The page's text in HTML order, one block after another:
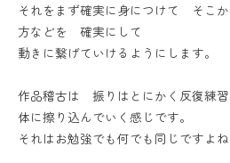
それをまず確実に身につけて そこ
方などを 確実にして
動きに繋げていけるようにします。
作品稽古は 振りはとにかく反復練習
体に擦り込んでいく感じです。
それはお勉強でも何でも同じですよね